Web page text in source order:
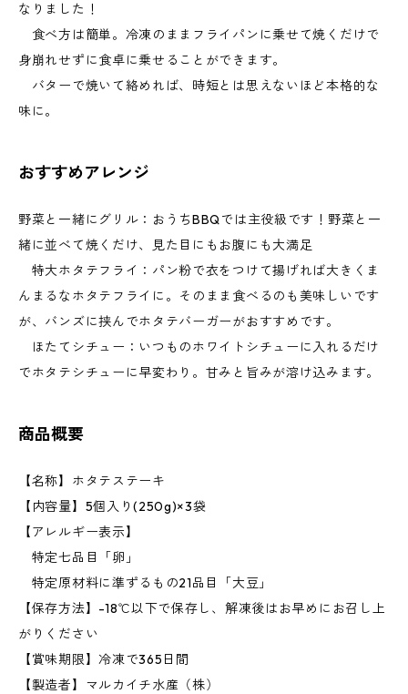
なりました！
食べ方は簡単。冷凍のままフライパンに乗せて焼くだけで
身崩れせずに食卓に乗せることができます。
バターで焼いて絡めれば、時短とは思えないほど本格的な
味に。
おすすめアレンジ
野菜と一緒にグリル：おうちBBQでは主役級です！野菜と一
緒に並べて焼くだけ、見た目にもお腹にも大満足
特大ホタテフライ：パン粉で衣をつけて揚げれば大きくま
んまるなホタテフライに。そのまま食べるのも美味しいです
が、バンズに挟んでホタテバーガーがおすすめです。
ほたてシチュー：いつものホワイトシチューに入れるだけ
でホタテシチューに早変わり。甘みと旨みが溶け込みます。
商品概要
【名称】ホタテステーキ
【内容量】5個入り(250g)×3袋
【アレルギー表示】
特定七品目「卵」
特定原材料に準ずるもの21品目「大豆」
【保存方法】-18℃以下で保存し、解凍後はお早めにお召し上
がりください
【賞味期限】冷凍で365日間
【製造者】マルカイチ水産（株）